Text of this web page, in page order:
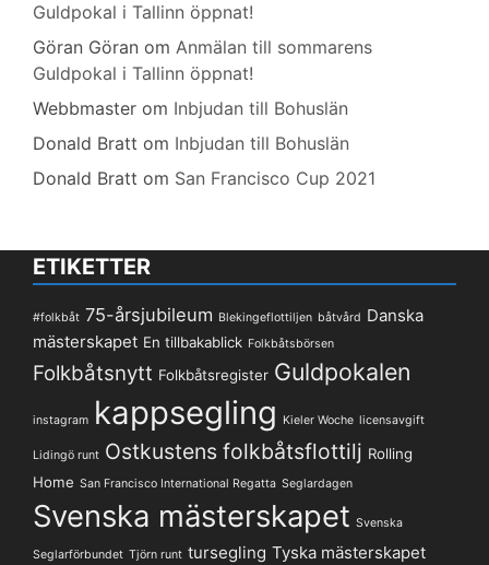
Guldpokal i Tallinn öppnat!
Göran Göran om Anmälan till sommarens
Guldpokal i Tallinn öppnat!
Webbmaster om Inbjudan till Bohuslän
Donald Bratt om Inbjudan till Bohuslän
Donald Bratt om San Francisco Cup 2021
ETIKETTER
#folkbåt 75-årsjubileum Blekingeflottiljen båtvård Danska
mästerskapet En tillbakablick Folkbåtsbörsen
Folkbåtsnytt Folkbåtsregister Guldpokalen
instagram kappsegling Kieler Woche licensavgift
Lidingö runt Ostkustens folkbåtsflottilj Rolling
Home San Francisco International Regatta Seglardagen
Svenska mästerskapet Svenska
Seglarförbundet Tjörn runt tursegling Tyska mästerskapet